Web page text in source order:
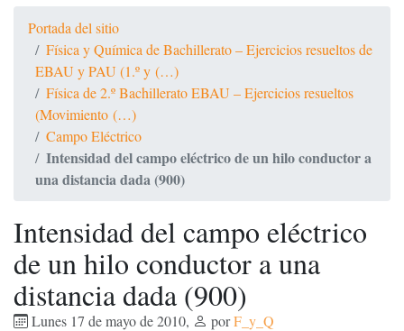
Portada del sitio
Física y Química de Bachillerato – Ejercicios resueltos de
EBAU y PAU (1.º y (…)
Física de 2.º Bachillerato EBAU – Ejercicios resueltos
(Movimiento (…)
Campo Eléctrico
Intensidad del campo eléctrico de un hilo conductor a
una distancia dada (900)
Intensidad del campo eléctrico
de un hilo conductor a una
distancia dada (900)
Lunes 17 de mayo de 2010, porF_y_Q